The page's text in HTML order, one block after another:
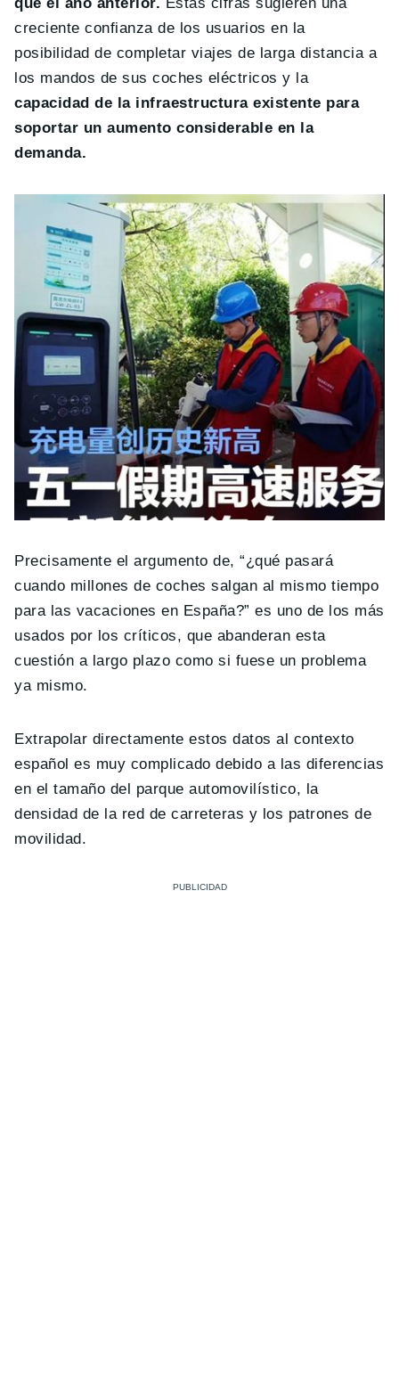
que el año anterior. Estas cifras sugieren una
creciente confianza de los usuarios en la
posibilidad de completar viajes de larga distancia a
los mandos de sus coches eléctricos y la
capacidad de la infraestructura existente para
soportar un aumento considerable en la
demanda.
Precisamente el argumento de, “¿qué pasará
cuando millones de coches salgan al mismo tiempo
para las vacaciones en España?” es uno de los más
usados por los críticos, que abanderan esta
cuestión a largo plazo como si fuese un problema
ya mismo.
Extrapolar directamente estos datos al contexto
español es muy complicado debido a las diferencias
en el tamaño del parque automovilístico, la
densidad de la red de carreteras y los patrones de
movilidad.